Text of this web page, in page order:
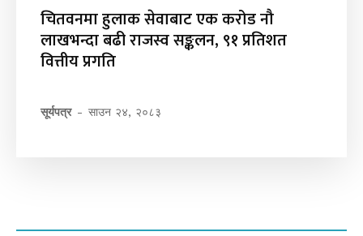
चितवनमा हुलाक सेवाबाट एक करोड नौ
लाखभन्दा बढी राजस्व सङ्कलन, ९१ प्रतिशत
वित्तीय प्रगति
सूर्यपत्र - साउन २४, २०८३